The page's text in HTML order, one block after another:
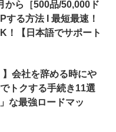
から［500品/50,000ド
する方法 Ι 最短最速！
！【日本語でサポート
】会社を辞める時にや
トクする手続き11選
な最強ロードマッ